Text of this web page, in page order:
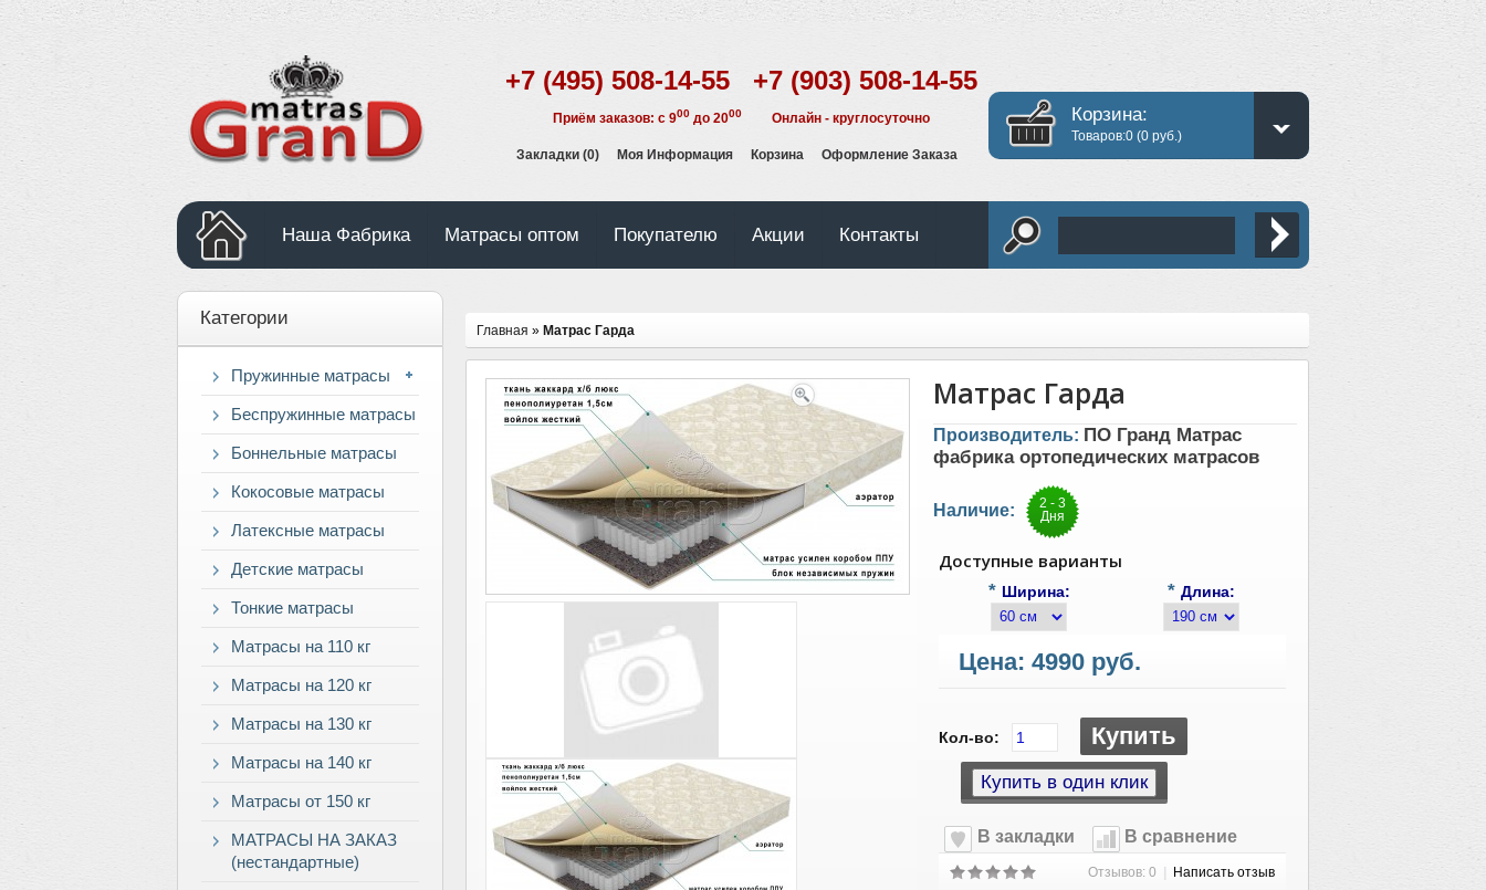
Закладки (0) Моя Информация Корзина Оформление Заказа
+7 (495) 508-14-55 +7 (903) 508-14-55
Приём заказов: с 900 до 2000 Онлайн - круглосуточно Корзина:
Товаров:0 (0 руб.)
Наша Фабрика Матрасы оптом Покупателю Акции Контакты
Категории
Пружинные матрасы
Беспружинные матрасы
Боннельные матрасы
Кокосовые матрасы
Латексные матрасы
Детские матрасы
Тонкие матрасы
Матрасы на 110 кг
Матрасы на 120 кг
Матрасы на 130 кг
Матрасы на 140 кг
Матрасы от 150 кг
МАТРАСЫ НА ЗАКАЗ
(нестандартные)
Главная » Матрас Гарда
Матрас Гарда
Производитель: ПО Гранд Матрас
фабрика ортопедических матрасов
Наличие:
2 - 3
Дня
Доступные варианты
* Ширина: * Длина:
Цена: 4990 руб.
Кол-во: Купить
В закладки В сравнение
Отзывов: 0 Написать отзыв